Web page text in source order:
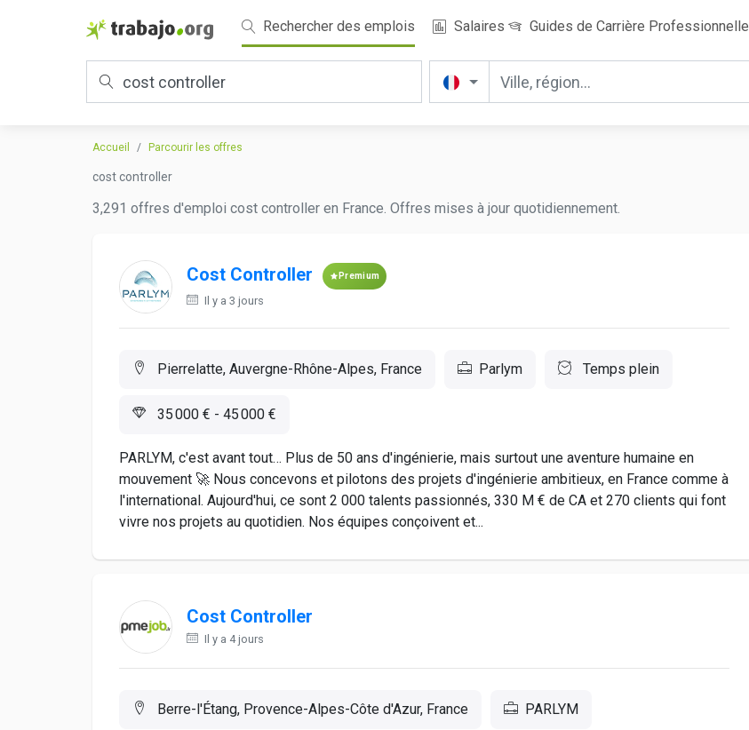
Rechercher des emplois Salaires Guides de Carrière Professionnelle
Accueil Parcourir les offres
cost controller
3,291 offres d'emploi cost controller en France. Offres mises à jour quotidiennement.
Cost Controller Premium
Il y a 3 jours
Pierrelatte, Auvergne-Rhône-Alpes, France Parlym Temps plein
35 000 € - 45 000 €
PARLYM, c'est avant tout… Plus de 50 ans d'ingénierie, mais surtout une aventure humaine en
mouvement 🚀 Nous concevons et pilotons des projets d'ingénierie ambitieux, en France comme à
l'international. Aujourd'hui, ce sont 2 000 talents passionnés, 330 M € de CA et 270 clients qui font
vivre nos projets au quotidien. Nos équipes conçoivent et...
Cost Controller
Il y a 4 jours
Berre-l'Étang, Provence-Alpes-Côte d'Azur, France PARLYM